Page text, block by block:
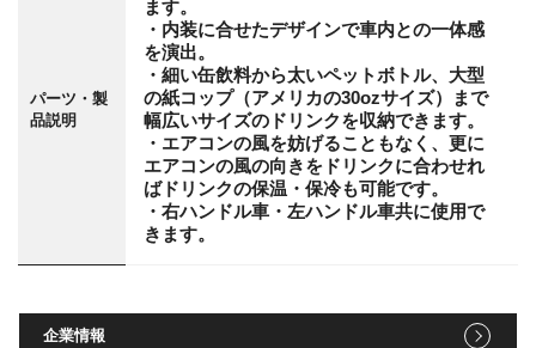
パーツ・製
品説明
ます。
・内装に合せたデザインで車内との一体感
を演出。
・細い缶飲料から太いペットボトル、大型
の紙コップ（アメリカの30ozサイズ）まで
幅広いサイズのドリンクを収納できます。
・エアコンの風を妨げることもなく、更に
エアコンの風の向きをドリンクに合わせれ
ばドリンクの保温・保冷も可能です。
・右ハンドル車・左ハンドル車共に使用で
きます。
企業情報